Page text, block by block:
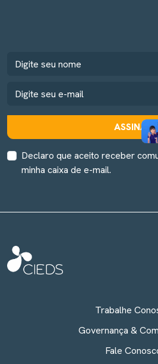
ASSINAR
Declaro que aceito receber
minha caixa de e-mail.
Trabalhe
Governança &
Fale